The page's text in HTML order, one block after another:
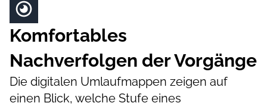
Komfortables
Nachverfolgen der Vorgänge
Die digitalen Umlaufmappen zeigen auf
einen Blick, welche Stufe eines